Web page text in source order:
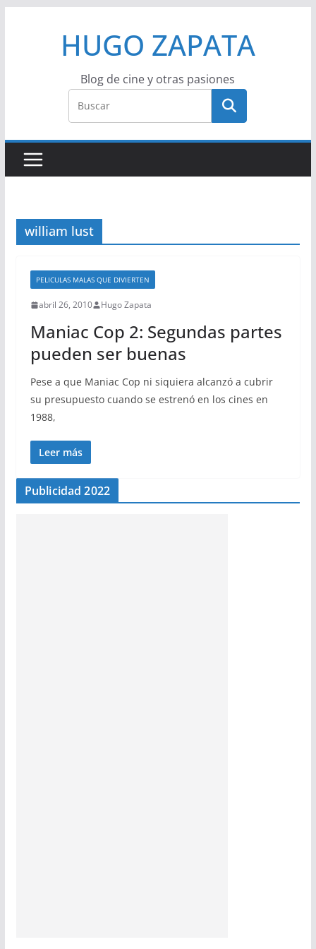
HUGO ZAPATA
Blog de cine y otras pasiones
william lust
PELICULAS MALAS QUE DIVIERTEN
abril 26, 2010 Hugo Zapata
Maniac Cop 2: Segundas partes
pueden ser buenas
Pese a que Maniac Cop ni siquiera alcanzó a cubrir
su presupuesto cuando se estrenó en los cines en
1988,
Leer más
Publicidad 2022